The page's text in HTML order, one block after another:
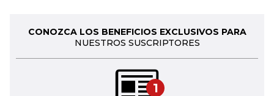
CONOZCA LOS BENEFICIOS EXCLUSIVOS PARA
NUESTROS SUSCRIPTORES
1